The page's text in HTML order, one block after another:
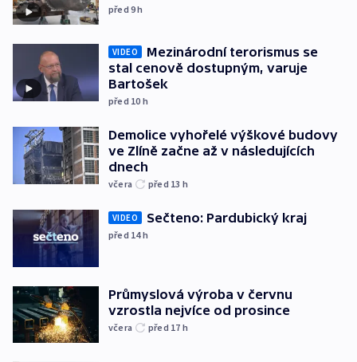
před 9h
VIDEO
Mezinárodní terorismus se
stal cenově dostupným, varuje
Bartošek
před 10 h
Demolice vyhořelé výškové budovy
ve Zlíně začne až v následujících
dnech
včera před 13 h
VIDEO Sečteno: Pardubický kraj
před 14h
Průmyslová výroba v červnu
vzrostla nejvíce od prosince
včera před 17 h